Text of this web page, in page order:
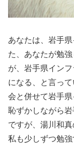
あなたは、岩手
た、あなたが勉
が、岩手県イン
になる、と言っ
会と併せて岩手県
恥ずかしながら岩
ですが、湯川和
私も少しずつ勉